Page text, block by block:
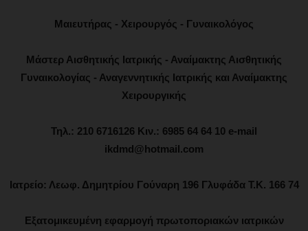
Μαιευτήρας - Χειρουργός - Γυναικολόγος
Μάστερ Αισθητικής Ιατρικής - Αναίμακτης Αισθητικής
Γυναικολογίας - Αναγεννητικής Ιατρικής και Αναίμακτης
Χειρουργικής
Τηλ.: 210 6716126 Κιν.: 6985 64 64 10 e-mail
ikdmd@hotmail.com
Ιατρείο: Λεωφ. Δημητρίου Γούναρη 196 Γλυφάδα Τ.Κ. 166 74
Εξατομικευμένη εφαρμογή πρωτοποριακών ιατρικών